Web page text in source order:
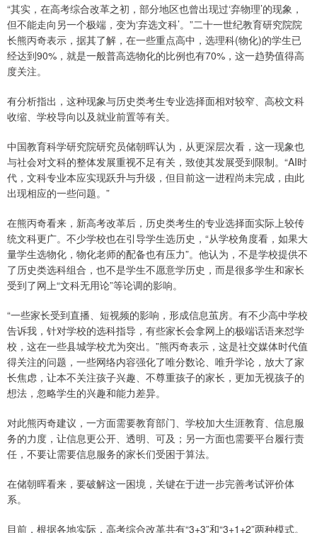
“其实，在高考综合改革之初，部分地区也曾出现过‘弃物理’的现象，
但不能走向另一个极端，变为‘弃选文科’。”二十一世纪教育研究院院
长熊丙奇表示，据其了解，在一些重点高中，选理科(物化)的学生已
经达到90%，就是一般普高选物化的比例也有70%，这一趋势值得高
度关注。
有分析指出，这种现象与历史类考生专业选择面相对较窄、高校文科
收缩、学校导向以及就业前置等有关。
中国教育科学研究院研究员储朝晖认为，从更深层次看，这一现象也
与社会对文科的整体发展重视不足有关，致使其发展受到限制。“AI时
代，文科专业本应实现跃升与升级，但目前这一进程尚未完成，由此
出现相应的一些问题。”
在熊丙奇看来，新高考改革后，历史类考生的专业选择面实际上较传
统文科更广。不少学校也在引导学生选历史，“从学校角度看，如果大
量学生选物化，物化老师的配备也有压力”。他认为，不是学校提供不
了历史类选科组合，也不是学生不愿意学历史，而是很多学生和家长
受到了网上“文科无用论”等论调的影响。
“一些家长受到直播、短视频的影响，形成信息茧房。有不少高中学校
告诉我，针对学校的选科指导，有些家长会拿网上的极端话语来怼学
校，这在一些县城学校尤为突出。”熊丙奇表示，这是社交媒体时代值
得关注的问题，一些网络内容强化了唯分数论、唯升学论，放大了家
长焦虑，让本不关注孩子兴趣、不尊重孩子的家长，更加无视孩子的
想法，忽略学生的兴趣和能力差异。
对此熊丙奇建议，一方面需要教育部门、学校加大生涯教育、信息服
务的力度，让信息更公开、透明、可及；另一方面也需要平台履行责
任，不要让需要信息服务的家长们受困于算法。
在储朝晖看来，要破解这一困境，关键在于进一步完善考试评价体
系。
目前，根据各地实际，高考综合改革共有“3+3”和“3+1+2”两种模式。